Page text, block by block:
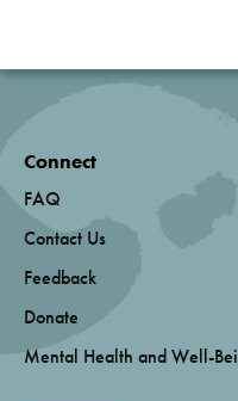
Connect
FAQ
Contact Us
Feedback
Donate
Mental Health and Well-